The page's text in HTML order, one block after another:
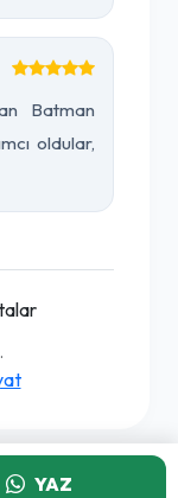
Batman
oldular,
YAZ